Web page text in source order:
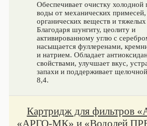
Обеспечивает очистку холодной
воды от механических примесей,
органических веществ и
Благодаря шунгиту, цеолиту и
активированному углю с
насыщается фуллеренами,
и натрием. Обладает
свойствами, улучшает вкус,
запахи и поддерживает
8,4.
Картридж для фильтров
«АРГО-МК» и «Водолей